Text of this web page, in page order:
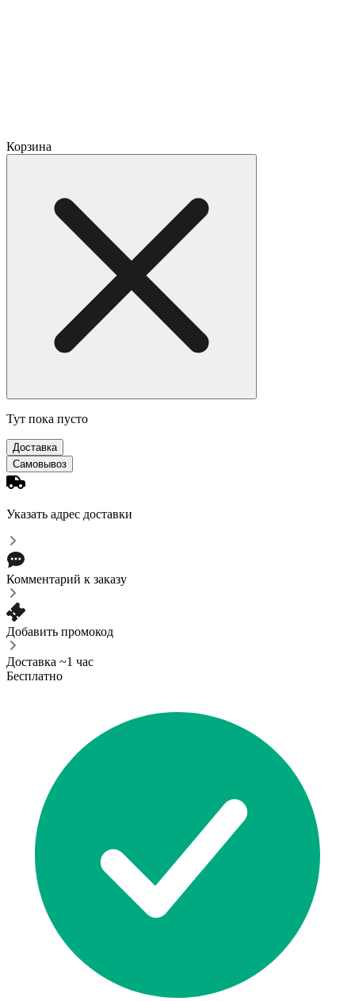
Корзина
Тут пока пусто
Доставка
Самовывоз
Указать адрес доставки
Комментарий к заказу
Добавить промокод
Доставка ~1 час
Бесплатно